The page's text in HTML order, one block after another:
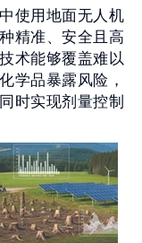
使用地面无人机
精准、安全且高
术能够覆盖难以
学品暴露风险，
时实现剂量控制